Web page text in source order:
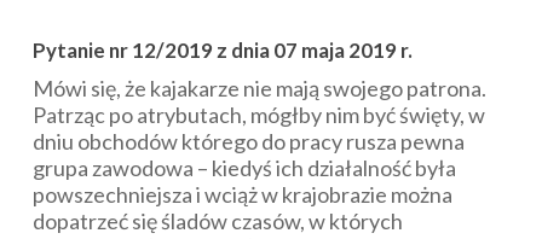
Pytanie nr 12/2019 z dnia 07 maja 2019 r.
Mówi się, że kajakarze nie mają swojego patrona.
Patrząc po atrybutach, mógłby nim być święty, w
dniu obchodów którego do pracy rusza pewna
grupa zawodowa – kiedyś ich działalność była
powszechniejsza i wciąż w krajobrazie można
dopatrzeć się śladów czasów, w których